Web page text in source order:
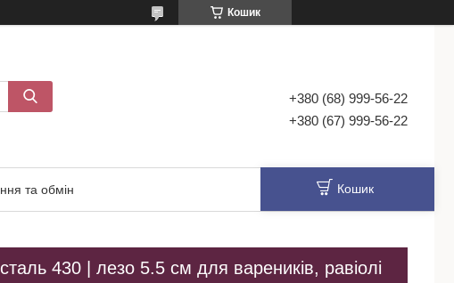
Кошик
+380 (68) 999-56-22
+380 (67) 999-56-22
та обмін Кошик
430 | лезо 5.5 см для вареників, равіолі